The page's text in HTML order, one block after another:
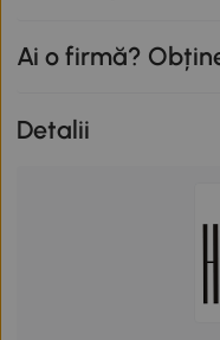
Ai o firmă?
Detalii